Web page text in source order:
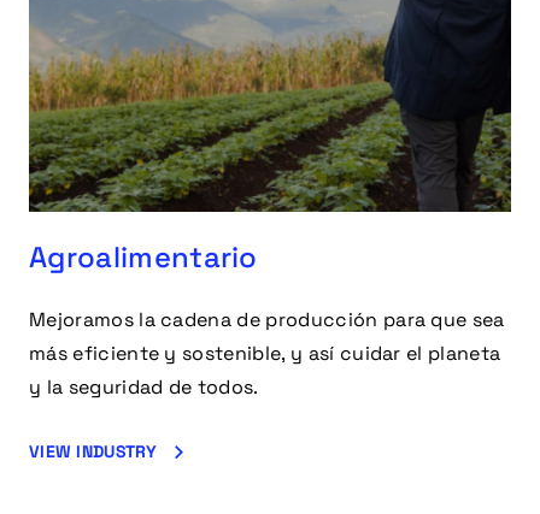
Agroalimentario
Mejoramos la cadena de producción para que sea
más eficiente y sostenible, y así cuidar el planeta
y la seguridad de todos.
VIEW INDUSTRY